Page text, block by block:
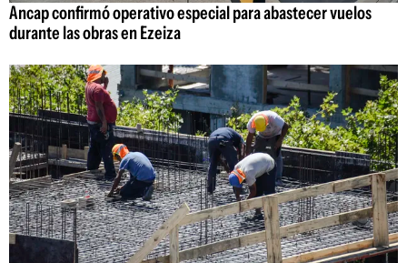
Ancap confirmó operativo especial para abastecer vuelos
durante las obras en Ezeiza